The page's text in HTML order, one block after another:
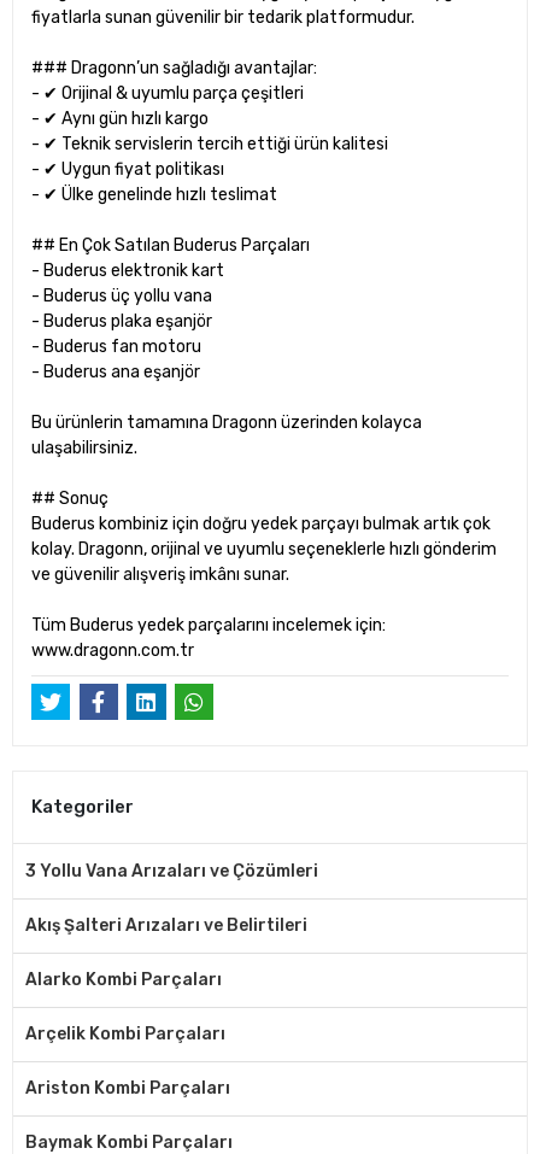
fiyatlarla sunan güvenilir bir tedarik platformudur.
### Dragonn’un sağladığı avantajlar:
- ✔ Orijinal & uyumlu parça çeşitleri
- ✔ Aynı gün hızlı kargo
- ✔ Teknik servislerin tercih ettiği ürün kalitesi
- ✔ Uygun fiyat politikası
- ✔ Ülke genelinde hızlı teslimat
## En Çok Satılan Buderus Parçaları
- Buderus elektronik kart
- Buderus üç yollu vana
- Buderus plaka eşanjör
- Buderus fan motoru
- Buderus ana eşanjör
Bu ürünlerin tamamına Dragonn üzerinden kolayca
ulaşabilirsiniz.
## Sonuç
Buderus kombiniz için doğru yedek parçayı bulmak artık çok
kolay. Dragonn, orijinal ve uyumlu seçeneklerle hızlı gönderim
ve güvenilir alışveriş imkânı sunar.
Tüm Buderus yedek parçalarını incelemek için:
www.dragonn.com.tr
Kategoriler
3 Yollu Vana Arızaları ve Çözümleri
Akış Şalteri Arızaları ve Belirtileri
Alarko Kombi Parçaları
Arçelik Kombi Parçaları
Ariston Kombi Parçaları
Baymak Kombi Parçaları